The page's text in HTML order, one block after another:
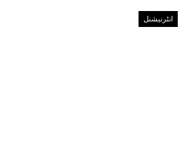
انٹرنیشنل